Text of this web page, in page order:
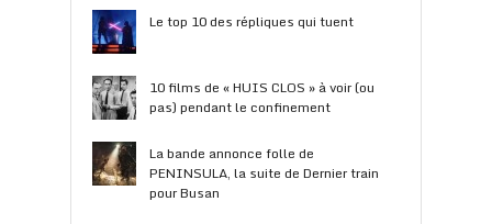
Le top 10 des répliques qui tuent
10 films de « HUIS CLOS » à voir (ou
pas) pendant le confinement
La bande annonce folle de
PENINSULA, la suite de Dernier train
pour Busan